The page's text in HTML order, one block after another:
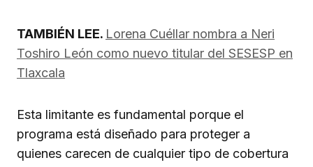
TAMBIÉN LEE. Lorena Cuéllar nombra a Neri
Toshiro León como nuevo titular del SESESP en
Tlaxcala
Esta limitante es fundamental porque el
programa está diseñado para proteger a
quienes carecen de cualquier tipo de cobertura